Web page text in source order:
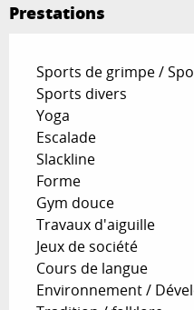
Prestations
Sports de grimpe /
Sports divers
Yoga
Escalade
Slackline
Forme
Gym douce
Travaux d'aiguille
Jeux de société
Cours de langue
Environnement /